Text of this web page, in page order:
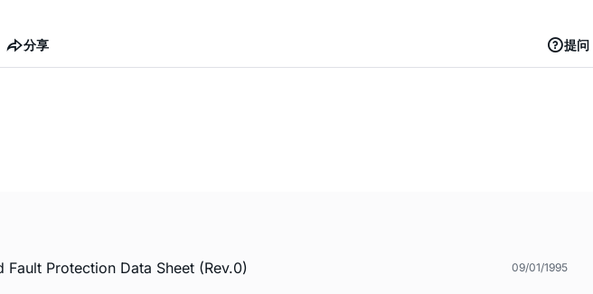
分享 提问
Protection Data Sheet (Rev.0) 09/01/1995